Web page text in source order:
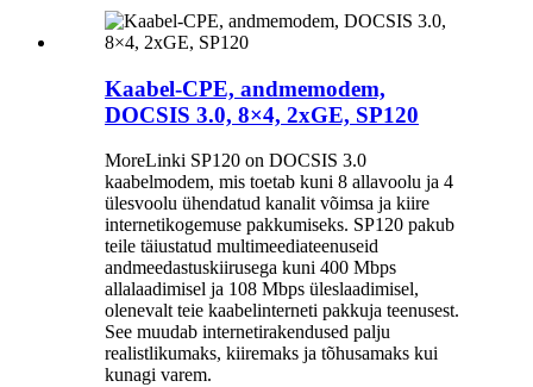
Kaabel-CPE, andmemodem,
DOCSIS 3.0, 8×4, 2xGE, SP120
MoreLinki SP120 on DOCSIS 3.0
kaabelmodem, mis toetab kuni 8 allavoolu ja 4
ülesvoolu ühendatud kanalit võimsa ja kiire
internetikogemuse pakkumiseks. SP120 pakub
teile täiustatud multimeediateenuseid
andmeedastuskiirusega kuni 400 Mbps
allalaadimisel ja 108 Mbps üleslaadimisel,
olenevalt teie kaabelinterneti pakkuja teenusest.
See muudab internetirakendused palju
realistlikumaks, kiiremaks ja tõhusamaks kui
kunagi varem.